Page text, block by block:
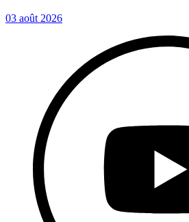
03 août 2026